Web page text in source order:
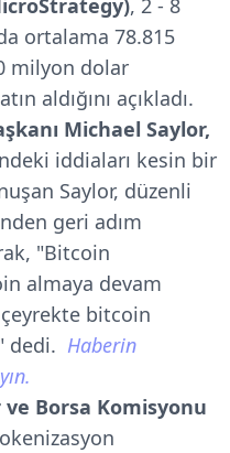
ortalama 78.815
milyon dolar
aldığını açıkladı.
Michael Saylor,
iddiaları kesin bir
Saylor, düzenli
geri adım
"Bitcoin
almaya devam
bitcoin
dedi. Haberin
Borsa Komisyonu